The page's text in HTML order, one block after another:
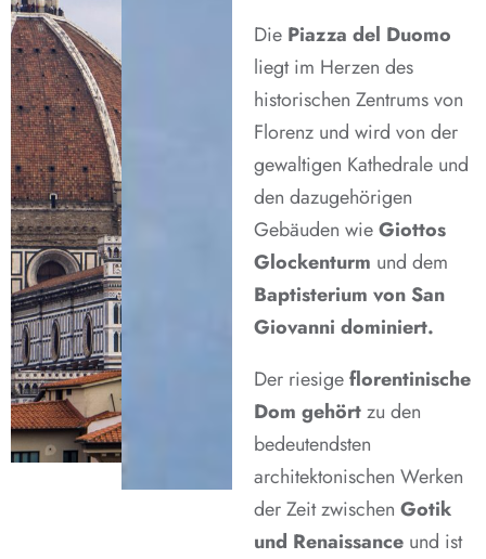
Die Piazza del Duomo
liegt im Herzen des
historischen Zentrums von
Florenz und wird von der
gewaltigen Kathedrale und
den dazugehörigen
Gebäuden wieGiottos
Glockenturm und dem
Baptisterium von San
Giovanni dominiert.
Der riesigeflorentinische
Dom gehörtzu den
bedeutendsten
architektonischen Werken
der Zeit zwischen Gotik
und Renaissance und ist